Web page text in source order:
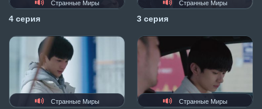
Странные Миры
4 серия
Странные Миры
3 серия
Странные Миры Странные Миры